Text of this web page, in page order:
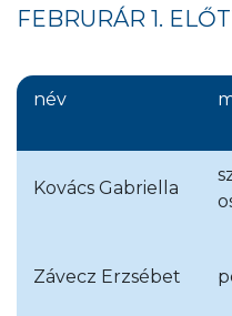
FEBRURÁR 1.
név
Kovács Gabriella
Závecz Erzsébet